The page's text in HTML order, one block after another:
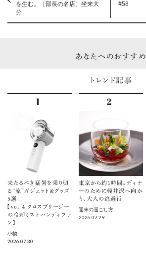
を生む。［部長の名店］坐来大
分
#58
あなたへのおすすめ
トレンド記事
来たるべき猛暑を乗り切
る“涼”ガジェット＆グッズ
5選
【vol.４ クロスブリージー
の冷却ミストハンディファ
ン】
小物
2026.07.30
東京から約1時間。ディナ
ーのために軽井沢へ向か
う、大人の逃避行
週末の過ごし方
2026.07.29